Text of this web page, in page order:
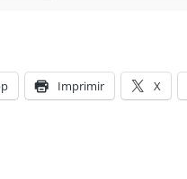
Imprimir X